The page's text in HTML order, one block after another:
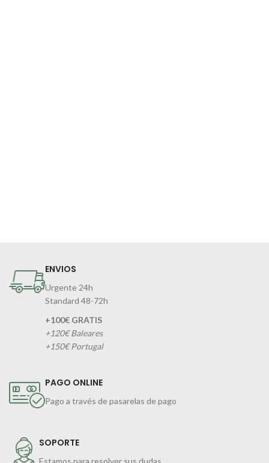
ENVIOS
Urgente 24h
Standard 48-72h
+100€ GRATIS
+120€ Baleares
+150€ Portugal
PAGO ONLINE
Pago a través de pasarelas de pago
SOPORTE
Estamos para resolver sus dudas